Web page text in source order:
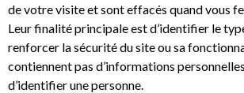
de votre visite et sont effacés quand vous
Leur finalité principale est d’identifier le
renforcer la sécurité du site ou sa
contiennent pas d’informations
d’identifier une personne.